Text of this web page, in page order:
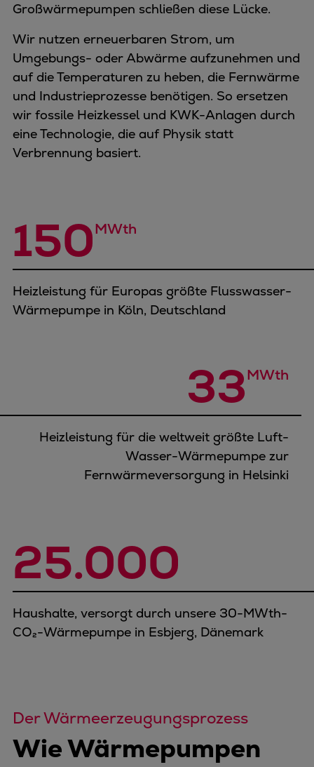
Großwärmepumpen schließen diese Lücke.
Wir nutzen erneuerbaren Strom, um
Umgebungs- oder Abwärme aufzunehmen und
auf die Temperaturen zu heben, die Fernwärme
und Industrieprozesse benötigen. So ersetzen
wir fossile Heizkessel und KWK-Anlagen durch
eine Technologie, die auf Physik statt
Verbrennung basiert.
150MWth
Heizleistung für Europas größte Flusswasser-
Wärmepumpe in Köln, Deutschland
33MWth
Heizleistung für die weltweit größte Luft-
Wasser-Wärmepumpe zur
Fernwärmeversorgung in Helsinki
25.000
Haushalte, versorgt durch unsere 30-MWth-
CO₂-Wärmepumpe in Esbjerg, Dänemark
Der Wärmeerzeugungsprozess
Wie Wärmepumpen